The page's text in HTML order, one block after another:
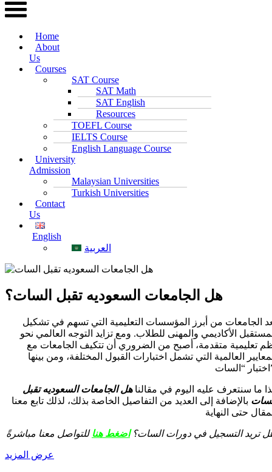
Home
About
Us
Courses
SAT Course
SAT Math
SAT English
Resources
TOEFL Course
IELTS Course
English Language Course
University
Admission
Malaysian Universities
Turkish Universities
Contact
Us
English
العربية
هل الجامعات السعوديه تقبل السات؟
الجامعات من أبرز المؤسسات التعليمية التي تسهم في تشكيل
الأكاديمي والمهنى للطلاب. ومع تزايد التوجه العالمي نحو
تعليمية متقدمة، أصبح من الضروري أن تتكيف الجامعات مع
العالمية التي تشمل اختبارات القبول المختلفة، ومن بينها
ما سنتعرف عليه اليوم في مقالناهل الجامعات السعوديه تقبل
بالإضافة إلى العديد من التفاصيل الخاصة بذلك، لذلك تابع معنا
حتى النهاية
تريد التسجيل في دورات السات؟اضغط هنا للتواصل معنا مباشرةً
عرض المزيد